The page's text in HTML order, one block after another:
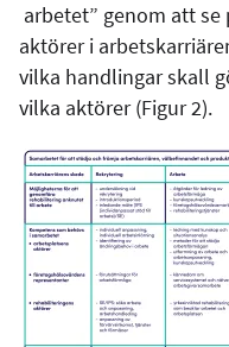
arbetet” genom att
aktörer i
vilka handlingar skall
vilka aktörer (Figur 2).